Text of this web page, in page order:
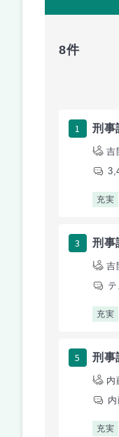
8件
1 刑事
吉
充実
3 刑事
吉
充実
5 刑事
内
充実